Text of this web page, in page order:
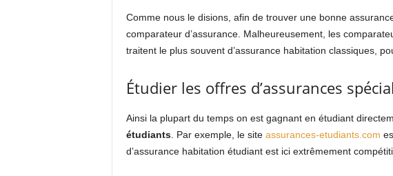
Comme nous le disions, afin de trouver une bonne
comparateur d’assurance. Malheureusement, les
traitent le plus souvent d’assurance habitation classiques,
Étudier les offres d’assurances
Ainsi la plupart du temps on est gagnant en étudiant
étudiants. Par exemple, le site assurances-etudiants.com
d’assurance habitation étudiant est ici extrêmement